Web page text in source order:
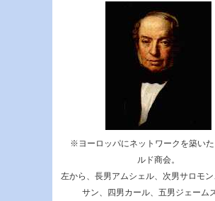
※ヨーロッパにネットワークを築いた
ルド商会。
左から、長男アムシェル、次男サロモン
サン、四男カール、五男ジェーム